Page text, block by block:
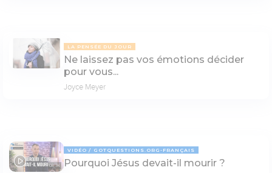
LA PENSÉE DU JOUR
Ne laissez pas vos émotions décider
pour vous...
Joyce Meyer
08:34
VIDÉO GOTQUESTIONS.ORG-FRANÇAIS
Pourquoi Jésus devait-il mourir ?